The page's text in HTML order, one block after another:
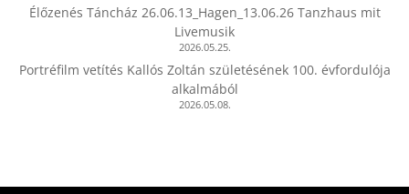
Élőzenés Táncház 26.06.13_Hagen_13.06.26 Tanzhaus mit
Livemusik
2026.05.25.
Portréfilm vetítés Kallós Zoltán születésének 100. évfordulója
alkalmából
2026.05.08.